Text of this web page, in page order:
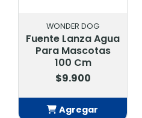
WONDER DOG
Fuente Lanza Agua
Para Mascotas
100 Cm
$9.900
Agregar